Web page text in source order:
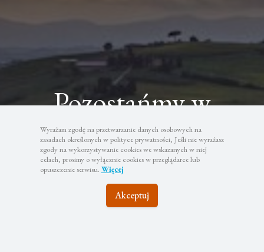
Wyrażam zgodę na przetwarzanie danych osobowych na
zasadach określonych w polityce prywatności, Jeśli nie wyrażasz
zgody na wykorzystywanie cookies we wskazanych w niej
celach, prosimy o wyłącznie cookies w przeglądarce lub
opuszczenie serwisu. Więcej
Akceptuj
Pozostańmy w
kontakcie
Zapisz się do newslettera, aby być na bieżąco z
najciekawszymi wyjazdami i atrakcyjnymi promocjami